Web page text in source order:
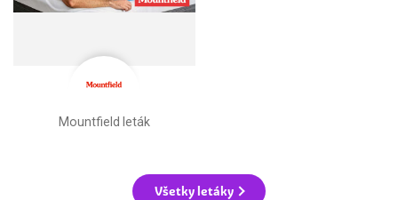
Mountfield leták
Všetky letáky